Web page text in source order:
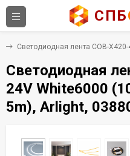
СПБ
Светодиодная лента COB-
Светодиодная
24V White6000
5m), Arlight,